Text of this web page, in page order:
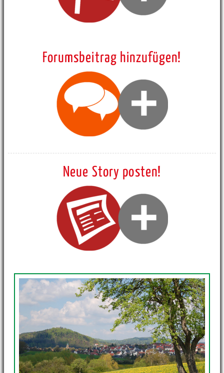
Forumsbeitrag hinzufügen!
Neue Story posten!